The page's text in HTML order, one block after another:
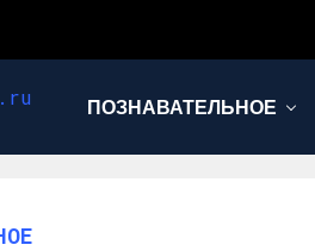
ПОЗНАВАТЕЛЬНОЕ